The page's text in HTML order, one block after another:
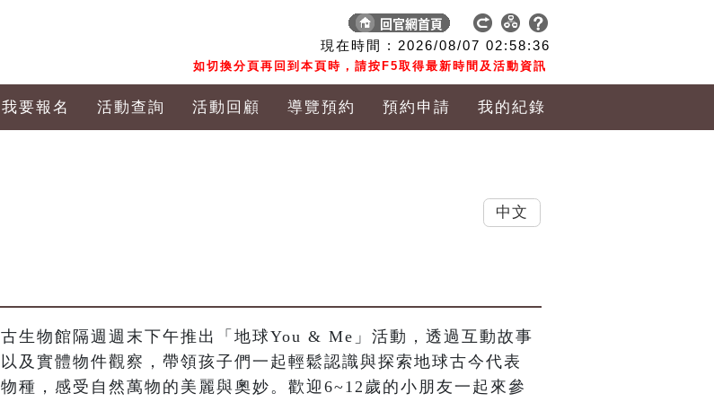
現在時間 : 2026/08/07 02:58:37
如切換分頁再回到本頁時，請按F5取得最新時間及活動資訊
我要報名 活動查詢 活動回顧 導覽預約 預約申請 我的紀錄
古生物館隔週週末下午推出「地球You & Me」活動，透過互動故事
以及實體物件觀察，帶領孩子們一起輕鬆認識與探索地球古今代表
物種，感受自然萬物的美麗與奧妙。歡迎6~12歲的小朋友一起來參